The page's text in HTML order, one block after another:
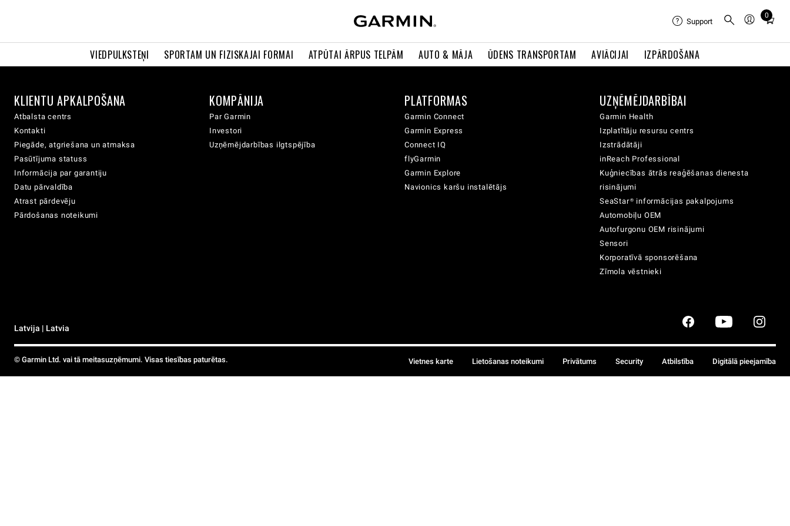
VIEDPULKSTEŅI SPORTAM UN FIZISKAJAI FORMAI ATPŪTAI ĀRPUS TELPĀM AUTO & MĀJA ŪDENS TRANSPORTAM AVIĀCIJAI IZPĀRDOŠANA
Support
0
Total
cart:
KLIENTU APKALPOŠANA
Atbalsta centrs
Kontakti
Piegāde, atgriešana un atmaksa
Pasūtījuma statuss
Informācija par garantiju
Datu pārvaldība
Atrast pārdevēju
Pārdošanas noteikumi
KOMPĀNIJA
Par Garmin
Investori
Uzņēmējdarbības ilgtspējība
PLATFORMAS
Garmin Connect
Garmin Express
Connect IQ
flyGarmin
Garmin Explore
Navionics karšu instalētājs
UZŅĒMĒJDARBĪBAI
Garmin Health
Izplatītāju resursu centrs
Izstrādātāji
inReach Professional
Kuģniecības ātrās reaģēšanas dienesta
risinājumi
SeaStar® informācijas pakalpojums
Automobiļu OEM
Autofurgonu OEM risinājumi
Sensori
Korporatīvā sponsorēšana
Zīmola vēstnieki
Latvija | Latvia
© Garmin Ltd. vai tā meitasuzņēmumi. Visas tiesības paturētas. Vietnes karte Lietošanas noteikumi Privātums Security Atbilstība Digitālā pieejamība